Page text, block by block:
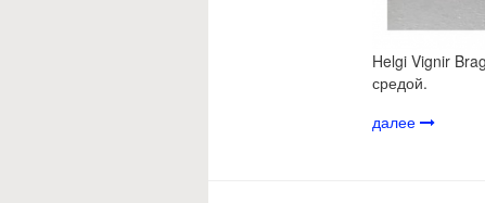
Helgi Vignir
средой.
далее